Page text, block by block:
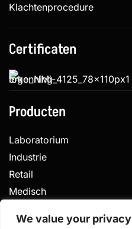
We value your privacy
Klachtenprocedure
Certificaten
Producten
Laboratorium
Industrie
Retail
Medisch